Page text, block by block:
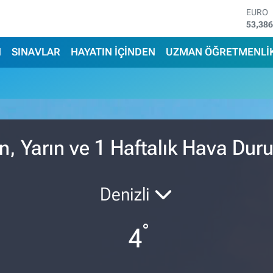
EURO
SINAVLAR HAYATIN İÇİNDEN UZMAN
Yarın ve 1 Haftalık Hava
Denizli
4°